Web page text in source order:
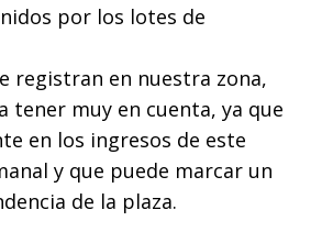
por los lotes de
registran en nuestra zona,
tener muy en cuenta, ya que
en los ingresos de este
y que puede marcar un
de la plaza.